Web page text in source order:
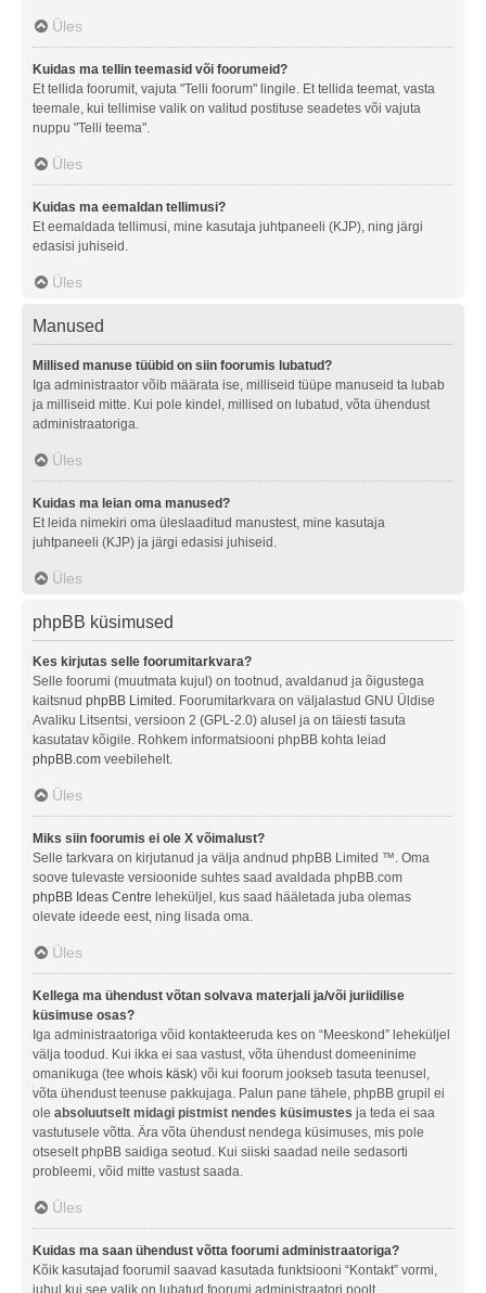
Üles
Kuidas ma tellin teemasid või foorumeid?
Et tellida foorumit, vajuta "Telli foorum" lingile. Et tellida teemat, vasta
teemale, kui tellimise valik on valitud postituse seadetes või vajuta
nuppu "Telli teema".
Üles
Kuidas ma eemaldan tellimusi?
Et eemaldada tellimusi, mine kasutaja juhtpaneeli (KJP), ning järgi
edasisi juhiseid.
Üles
Manused
Millised manuse tüübid on siin foorumis lubatud?
Iga administraator võib määrata ise, milliseid tüüpe manuseid ta lubab
ja milliseid mitte. Kui pole kindel, millised on lubatud, võta ühendust
administraatoriga.
Üles
Kuidas ma leian oma manused?
Et leida nimekiri oma üleslaaditud manustest, mine kasutaja
juhtpaneeli (KJP) ja järgi edasisi juhiseid.
Üles
phpBB küsimused
Kes kirjutas selle foorumitarkvara?
Selle foorumi (muutmata kujul) on tootnud, avaldanud ja õigustega
kaitsnud phpBB Limited . Foorumitarkvara on väljalastud GNU Üldise
Avaliku Litsentsi, versioon 2 (GPL-2.0) alusel ja on täiesti tasuta
kasutatav kõigile. Rohkem informatsiooni phpBB kohta leiad
phpBB.com veebilehelt.
Üles
Miks siin foorumis ei ole X võimalust?
Selle tarkvara on kirjutanud ja välja andnud phpBB Limited ™. Oma
soove tulevaste versioonide suhtes saad avaldada phpBB.com
phpBB Ideas Centre leheküljel, kus saad hääletada juba olemas
olevate ideede eest, ning lisada oma.
Üles
Kellega ma ühendust võtan solvava materjali ja/või juriidilise
küsimuse osas?
Iga administraatoriga võid kontakteeruda kes on “Meeskond” leheküljel
välja toodud. Kui ikka ei saa vastust, võta ühendust domeeninime
omanikuga (tee whois käsk) või kui foorum jookseb tasuta teenusel,
võta ühendust teenuse pakkujaga. Palun pane tähele, phpBB grupil ei
ole absoluutselt midagi pistmist nendes küsimustes ja teda ei saa
vastutusele võtta. Ära võta ühendust nendega küsimuses, mis pole
otseselt phpBB saidiga seotud. Kui siiski saadad neile sedasorti
probleemi, võid mitte vastust saada.
Üles
Kuidas ma saan ühendust võtta foorumi administraatoriga?
Kõik kasutajad foorumil saavad kasutada funktsiooni “Kontakt” vormi,
juhul kui see valik on lubatud foorumi administraatori poolt.